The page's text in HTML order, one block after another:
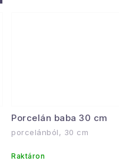
Porcelán baba 30 cm
porcelánból, 30 cm
Raktáron